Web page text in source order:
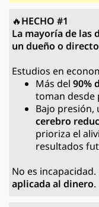
🔥HECHO #1
La mayoría de las
un dueño o
Estudios en
Más del 90%
toman desde
Bajo
cerebro
prioriza el
resultados
No es
aplicada al dinero.